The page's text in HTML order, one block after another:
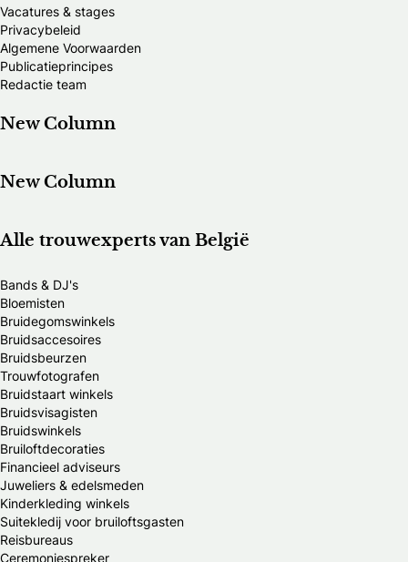
Vacatures & stages
Privacybeleid
Algemene Voorwaarden
Publicatieprincipes
Redactie team
New Column
New Column
Alle trouwexperts van België
Bands & DJ's
Bloemisten
Bruidegomswinkels
Bruidsaccesoires
Bruidsbeurzen
Trouwfotografen
Bruidstaart winkels
Bruidsvisagisten
Bruidswinkels
Bruiloftdecoraties
Financieel adviseurs
Juweliers & edelsmeden
Kinderkleding winkels
Suitekledij voor bruiloftsgasten
Reisbureaus
Ceremoniespreker